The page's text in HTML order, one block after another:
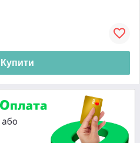
Купити